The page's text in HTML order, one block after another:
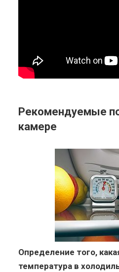
Рекомендуемые
камере
Определение того,
температура в